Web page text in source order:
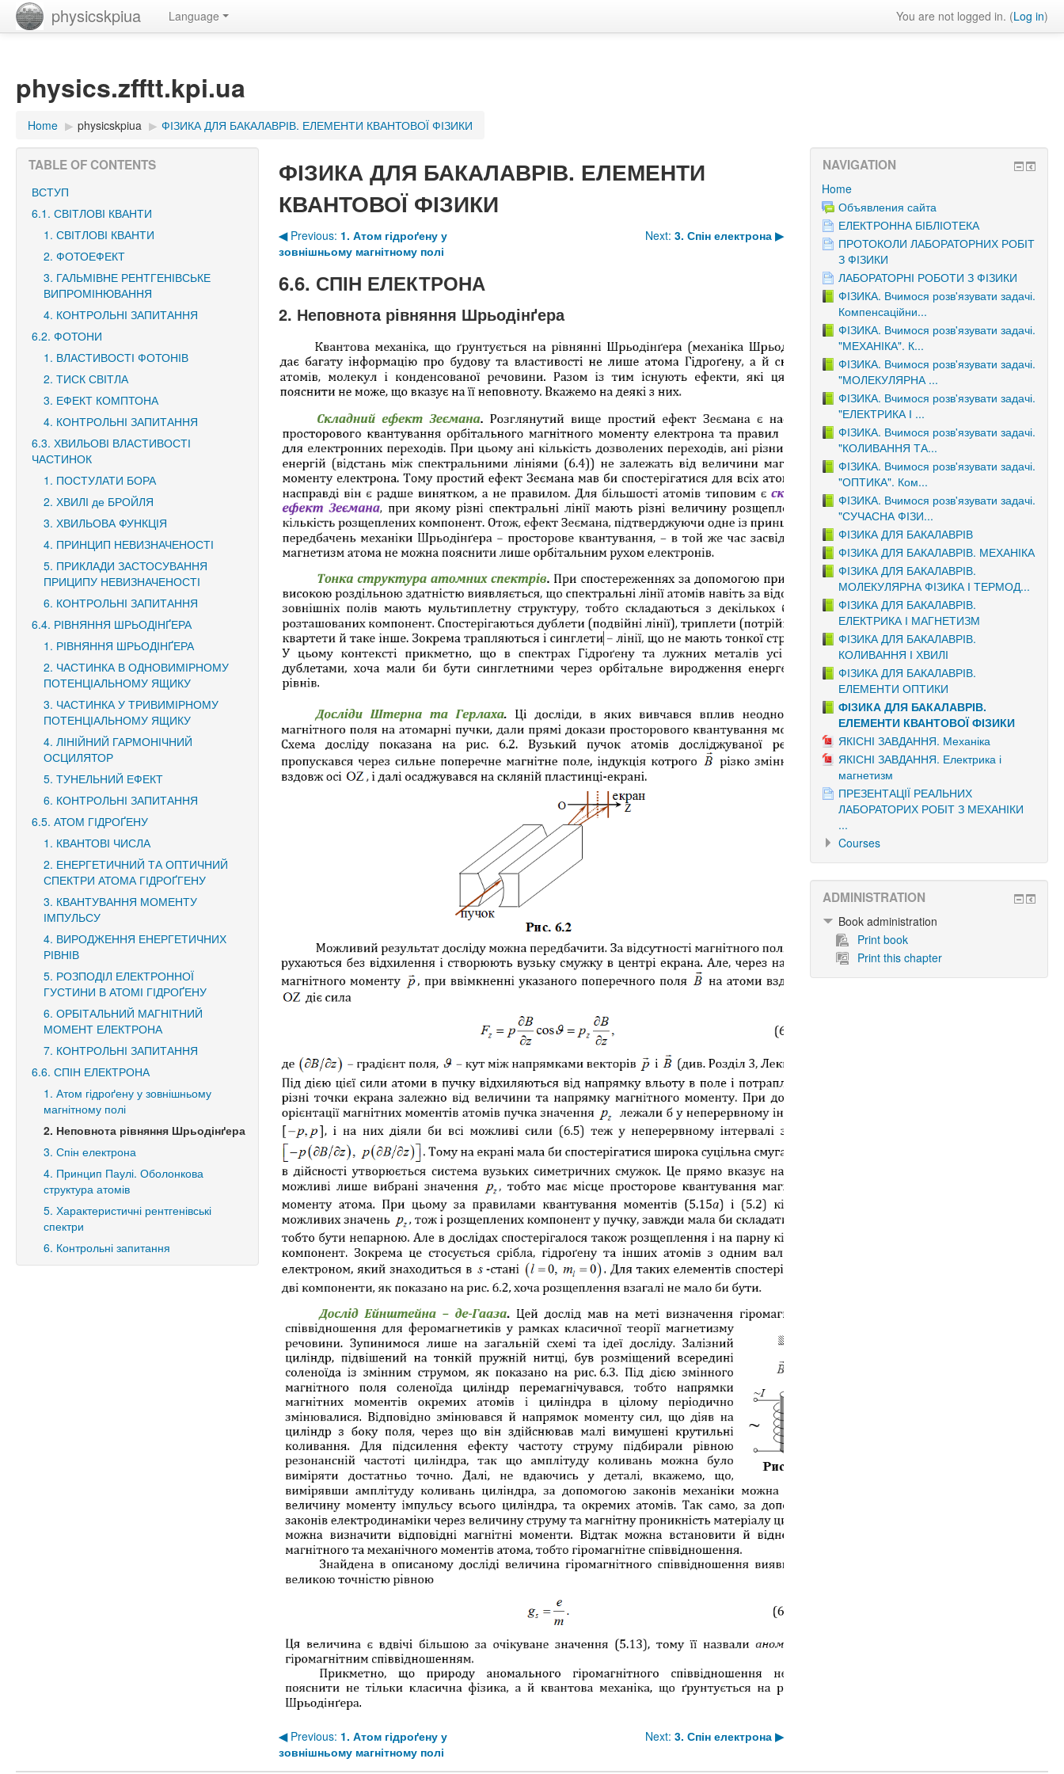
physicskpiua You are not logged in. (Log in)
Language
physics.zfftt.kpi.ua
Home ▶︎ physicskpiua ▶︎ ФІЗИКА ДЛЯ БАКАЛАВРІВ. ЕЛЕМЕНТИ КВАНТОВОЇ ФІЗИКИ
ФІЗИКА ДЛЯ БАКАЛАВРІВ. ЕЛЕМЕНТИ
КВАНТОВОЇ ФІЗИКИ
◀︎ Previous: 1. Атом гідроґену у
зовнішньому магнітному полі
Next: 3. Спін електрона▶︎
6.6. СПІН ЕЛЕКТРОНА
2. Неповнота рівняння Шрьодінґера
◀︎ Previous: 1. Атом гідроґену у
зовнішньому магнітному полі
Next: 3. Спін електрона▶︎
TABLE OF CONTENTS
ВСТУП
6.1. СВІТЛОВІ КВАНТИ
1. СВІТЛОВІ КВАНТИ
2. ФОТОЕФЕКТ
3. ГАЛЬМІВНЕ РЕНТГЕНІВСЬКЕ
ВИПРОМІНЮВАННЯ
4. КОНТРОЛЬНІ ЗАПИТАННЯ
6.2. ФОТОНИ
1. ВЛАСТИВОСТІ ФОТОНІВ
2. ТИСК СВІТЛА
3. ЕФЕКТ КОМПТОНА
4. КОНТРОЛЬНІ ЗАПИТАННЯ
6.3. ХВИЛЬОВІ ВЛАСТИВОСТІ
ЧАСТИНОК
1. ПОСТУЛАТИ БОРА
2. ХВИЛІ де БРОЙЛЯ
3. ХВИЛЬОВА ФУНКЦІЯ
4. ПРИНЦИП НЕВИЗНАЧЕНОСТІ
5. ПРИКЛАДИ ЗАСТОСУВАННЯ
ПРИЦИПУ НЕВИЗНАЧЕНОСТІ
6. КОНТРОЛЬНІ ЗАПИТАННЯ
6.4. РІВНЯННЯ ШРЬОДІНҐЕРА
1. РІВНЯННЯ ШРЬОДІНҐЕРА
2. ЧАСТИНКА В ОДНОВИМІРНОМУ
ПОТЕНЦІАЛЬНОМУ ЯЩИКУ
3. ЧАСТИНКА У ТРИВИМІРНОМУ
ПОТЕНЦІАЛЬНОМУ ЯЩИКУ
4. ЛІНІЙНИЙ ГАРМОНІЧНИЙ
ОСЦИЛЯТОР
5. ТУНЕЛЬНИЙ ЕФЕКТ
6. КОНТРОЛЬНІ ЗАПИТАННЯ
6.5. АТОМ ГІДРОҐЕНУ
1. КВАНТОВІ ЧИСЛА
2. ЕНЕРГЕТИЧНИЙ ТА ОПТИЧНИЙ
СПЕКТРИ АТОМА ГІДРОҐГЕНУ
3. КВАНТУВАННЯ МОМЕНТУ
ІМПУЛЬСУ
4. ВИРОДЖЕННЯ ЕНЕРГЕТИЧНИХ
РІВНІВ
5. РОЗПОДІЛ ЕЛЕКТРОННОЇ
ГУСТИНИ В АТОМІ ГІДРОҐЕНУ
6. ОРБІТАЛЬНИЙ МАГНІТНИЙ
МОМЕНТ ЕЛЕКТРОНА
7. КОНТРОЛЬНІ ЗАПИТАННЯ
6.6. СПІН ЕЛЕКТРОНА
1. Атом гідроґену у зовнішньому
магнітному полі
2. Неповнота рівняння Шрьодінґера
3. Спін електрона
4. Принцип Паулі. Оболонкова
структура атомів
5. Характеристичні рентгенівські
спектри
6. Контрольні запитання
NAVIGATION
Home
Объявления сайта
ЕЛЕКТРОННА БІБЛІОТЕКА
ПРОТОКОЛИ ЛАБОРАТОРНИХ РОБІТ
З ФІЗИКИ
ЛАБОРАТОРНІ РОБОТИ З ФІЗИКИ
ФІЗИКА. Вчимося розв'язувати задачі.
Компенсаційни...
ФІЗИКА. Вчимося розв'язувати задачі.
"МЕХАНІКА". К...
ФІЗИКА. Вчимося розв'язувати задачі.
"МОЛЕКУЛЯРНА ...
ФІЗИКА. Вчимося розв'язувати задачі.
"ЕЛЕКТРИКА І ...
ФІЗИКА. Вчимося розв'язувати задачі.
"КОЛИВАННЯ ТА...
ФІЗИКА. Вчимося розв'язувати задачі.
"ОПТИКА". Ком...
ФІЗИКА. Вчимося розв'язувати задачі.
"СУЧАСНА ФІЗИ...
ФІЗИКА ДЛЯ БАКАЛАВРІВ
ФІЗИКА ДЛЯ БАКАЛАВРІВ. МЕХАНІКА
ФІЗИКА ДЛЯ БАКАЛАВРІВ.
МОЛЕКУЛЯРНА ФІЗИКА І ТЕРМОД...
ФІЗИКА ДЛЯ БАКАЛАВРІВ.
ЕЛЕКТРИКА І МАГНЕТИЗМ
ФІЗИКА ДЛЯ БАКАЛАВРІВ.
КОЛИВАННЯ І ХВИЛІ
ФІЗИКА ДЛЯ БАКАЛАВРІВ.
ЕЛЕМЕНТИ ОПТИКИ
ФІЗИКА ДЛЯ БАКАЛАВРІВ.
ЕЛЕМЕНТИ КВАНТОВОЇ ФІЗИКИ
ЯКІСНІ ЗАВДАННЯ. Механіка
ЯКІСНІ ЗАВДАННЯ. Електрика і
магнетизм
ПРЕЗЕНТАЦІЇ РЕАЛЬНИХ
ЛАБОРАТОРИХ РОБІТ З МЕХАНІКИ
...
Courses
ADMINISTRATION
Book administration
Print book
Print this chapter